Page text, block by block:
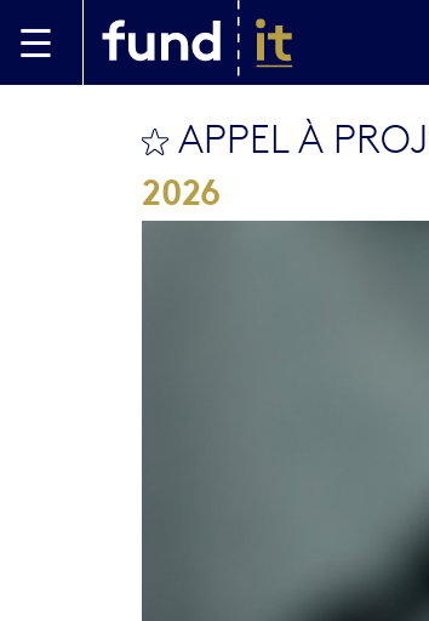
bookmark this
APPEL À
2026